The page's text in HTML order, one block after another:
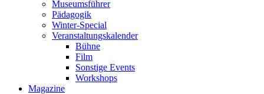
Museumsführer
Pädagogik
Winter-Special
Veranstaltungskalender
Bühne
Film
Sonstige Events
Workshops
Magazine